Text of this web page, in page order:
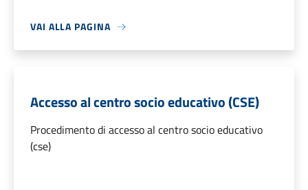
VAI ALLA PAGINA
Accesso al centro socio educativo (CSE)
Procedimento di accesso al centro socio educativo
(cse)